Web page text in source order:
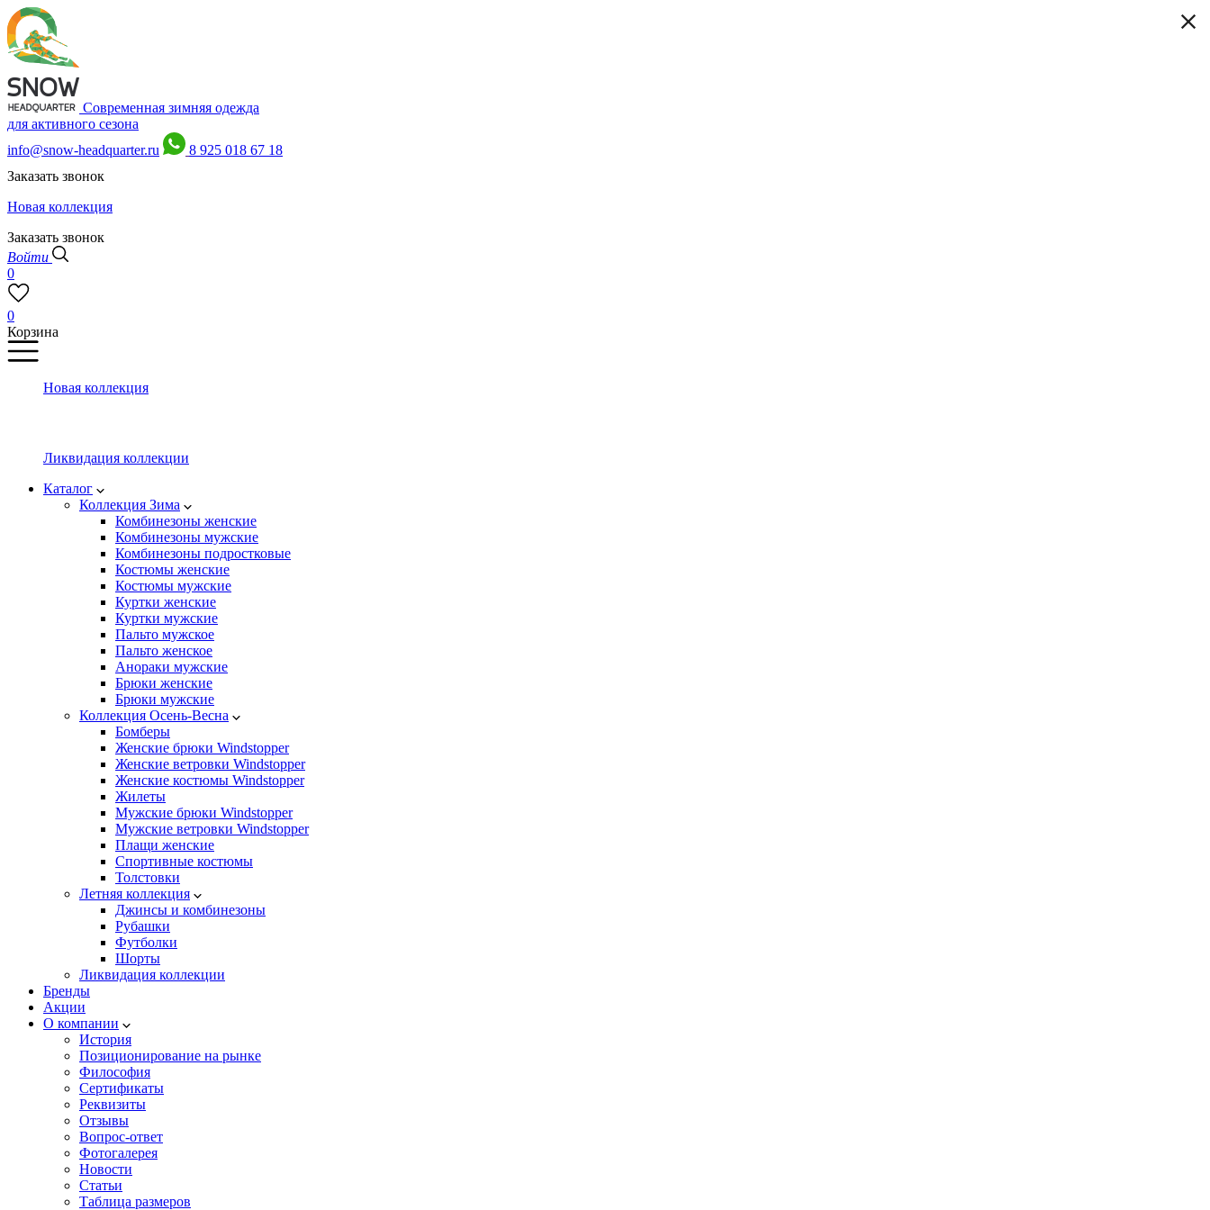
Современная зимняя одежда
для активного сезона
info@snow-headquarter.ru
8 925 018 67 18
Заказать звонок
Новая коллекция
Заказать звонок
Войти
0
0
Корзина
Новая коллекция
Ликвидация коллекции
Каталог
Коллекция Зима
Комбинезоны женские
Комбинезоны мужские
Комбинезоны подростковые
Костюмы женские
Костюмы мужские
Куртки женские
Куртки мужские
Пальто мужское
Пальто женское
Анораки мужские
Брюки женские
Брюки мужские
Коллекция Осень-Весна
Бомберы
Женские брюки Windstopper
Женские ветровки Windstopper
Женские костюмы Windstopper
Жилеты
Мужские брюки Windstopper
Мужские ветровки Windstopper
Плащи женские
Спортивные костюмы
Толстовки
Летняя коллекция
Джинсы и комбинезоны
Рубашки
Футболки
Шорты
Ликвидация коллекции
Бренды
Акции
О компании
История
Позиционирование на рынке
Философия
Сертификаты
Реквизиты
Отзывы
Вопрос-ответ
Фотогалерея
Новости
Статьи
Таблица размеров